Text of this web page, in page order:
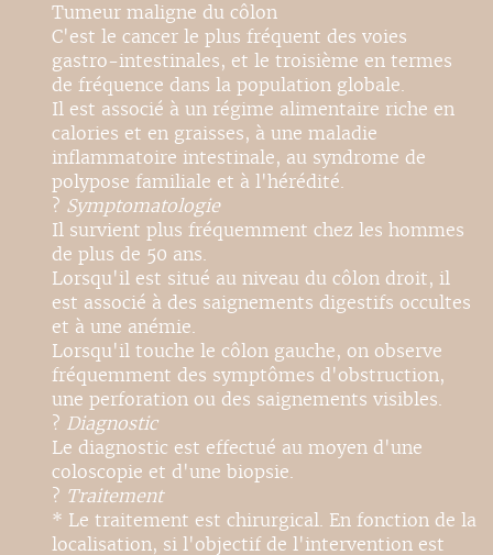
Tumeur maligne du côlon
C'est le cancer le plus fréquent des voies
gastro-intestinales, et le troisième en termes
de fréquence dans la population globale.
Il est associé à un régime alimentaire riche en
calories et en graisses, à une maladie
inflammatoire intestinale, au syndrome de
polypose familiale et à l'hérédité.
? Symptomatologie
Il survient plus fréquemment chez les hommes
de plus de 50 ans.
Lorsqu'il est situé au niveau du côlon droit, il
est associé à des saignements digestifs occultes
et à une anémie.
Lorsqu'il touche le côlon gauche, on observe
fréquemment des symptômes d'obstruction,
une perforation ou des saignements visibles.
? Diagnostic
Le diagnostic est effectué au moyen d'une
coloscopie et d'une biopsie.
? Traitement
* Le traitement est chirurgical. En fonction de la
localisation, si l'objectif de l'intervention est